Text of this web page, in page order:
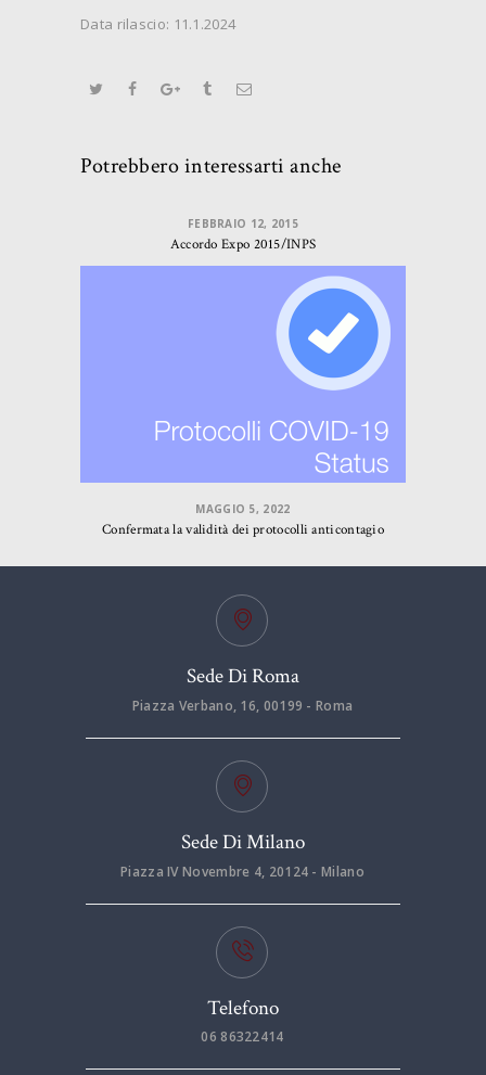
Data rilascio: 11.1.2024
Potrebbero interessarti anche
FEBBRAIO 12, 2015
Accordo Expo 2015/INPS
MAGGIO 5, 2022
Confermata la validità dei protocolli anticontagio
Sede Di Roma
Piazza Verbano, 16, 00199 - Roma
Sede Di Milano
Piazza IV Novembre 4, 20124 - Milano
Telefono
06 86322414